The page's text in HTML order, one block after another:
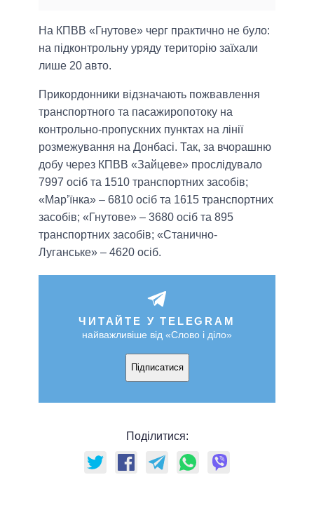
На КПВВ «Гнутове» черг практично не було:
на підконтрольну уряду територію заїхали
лише 20 авто.
Прикордонники відзначають пожвавлення
транспортного та пасажиропотоку на
контрольно-пропускних пунктах на лінії
розмежування на Донбасі. Так, за вчорашню
добу через КПВВ «Зайцеве» прослідувало
7997 осіб та 1510 транспортних засобів;
«Мар’їнка» – 6810 осіб та 1615 транспортних
засобів; «Гнутове» – 3680 осіб та 895
транспортних засобів; «Станично-
Луганське» – 4620 осіб.
ЧИТАЙТЕ У TELEGRAM
найважливіше від «Слово і діло»
Підписатися
Поділитися: